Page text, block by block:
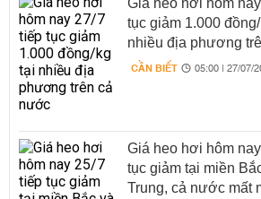
Giá heo hơi hôm
tục giảm 1.000
nhiều địa phương
CẦN BIẾT 05:00 | 27/07/
Giá heo hơi hôm
tục giảm tại miền
Trung, cả nước mất